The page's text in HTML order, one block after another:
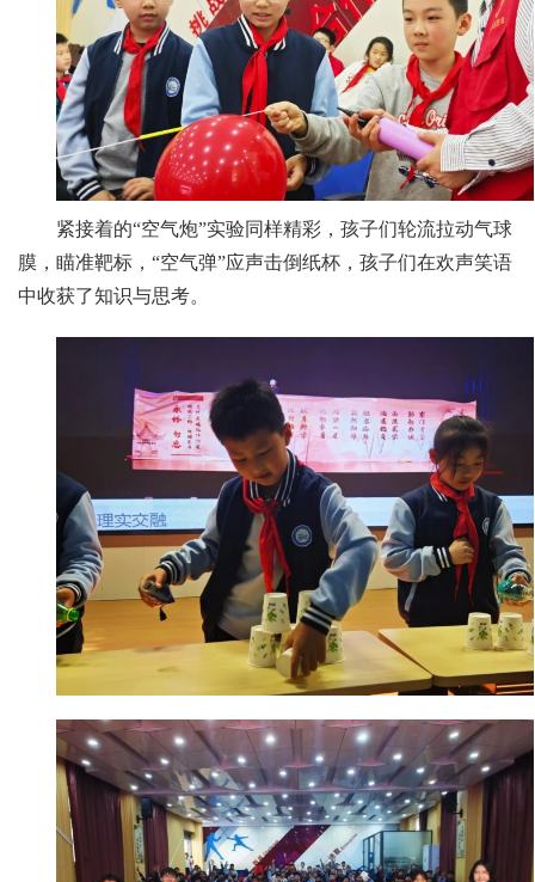
紧接着的“空气炮”实验同样精彩，孩子们轮流拉动气球
膜，瞄准靶标，“空气弹”应声击倒纸杯，孩子们在欢声笑语
中收获了知识与思考。